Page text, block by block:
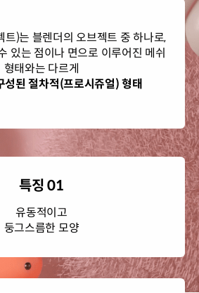
트)는 블렌더의 오브젝트 중 하나로,
있는 점이나 면으로 이루어진 메쉬
형태와는 다르게
성된 절차적(프로시쥬얼) 형태
특징 01
유동적이고
둥그스름한 모양